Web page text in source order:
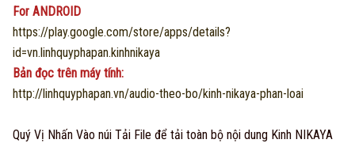
For ANDROID
https://play.google.com/store/apps/details?
id=vn.linhquyphapan.kinhnikaya
Bản đọc trên máy tính:
http://linhquyphapan.vn/audio-theo-bo/kinh-nikaya-phan-loai
Quý Vị Nhấn Vào núi Tải File để tải toàn bộ nội dung Kinh NIKAYA